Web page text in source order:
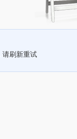
请刷新重试